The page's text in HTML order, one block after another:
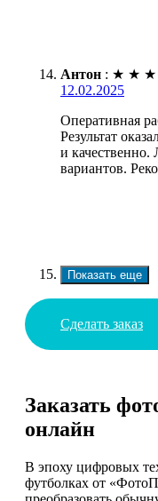
Антон : ★ ★ ★
12.02.2025
Оперативная
Результат
и качественно.
вариантов.
Показать еще
Сделать заказ
Заказать
онлайн
В эпоху цифровых
футболках от